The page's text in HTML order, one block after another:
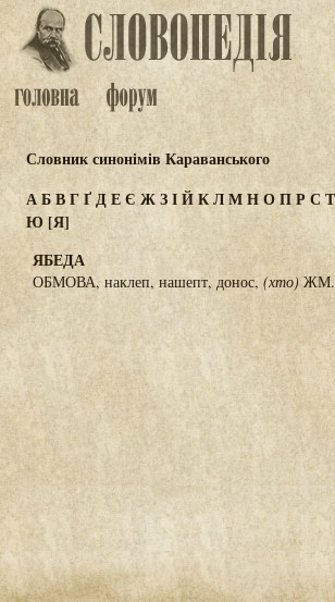
Словник синонімів Караванського
АБВГҐДЕЄ ЖЗІЙКЛМНОПР СТ
Ю [Я]
ЯБЕДА
ОБМОВА, наклеп, нашепт, донос, (хто) ЖМ.